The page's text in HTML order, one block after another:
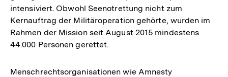
intensiviert. Obwohl Seenotrettung nicht zum
Kernauftrag der Militäroperation gehörte, wurden im
Rahmen der Mission seit August 2015 mindestens
44.000 Personen gerettet.
Menschrechtsorganisationen wie Amnesty